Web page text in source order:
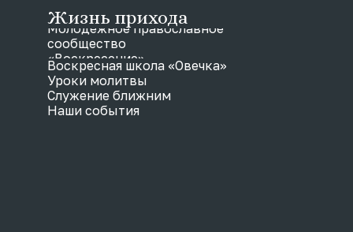
Жизнь прихода
Молодежное православное
сообщество
«Воскресение»
Воскресная школа «Овечка»
Уроки молитвы
Служение ближним
Наши события